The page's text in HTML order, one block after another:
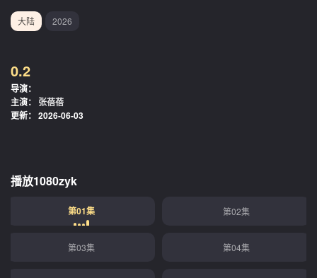
大陆 2026
0.2
导演：
主演：
张蓓蓓
更新： 2026-06-03
播放1080zyk
第01集 第02集
第03集 第04集